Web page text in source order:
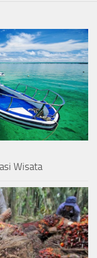
Wisata